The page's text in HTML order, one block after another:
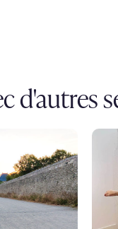
d'autres